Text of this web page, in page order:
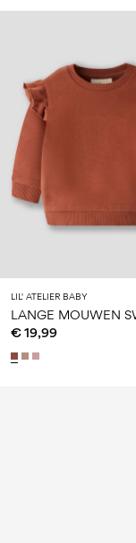
LIL' ATELIER BABY
€ 19,99